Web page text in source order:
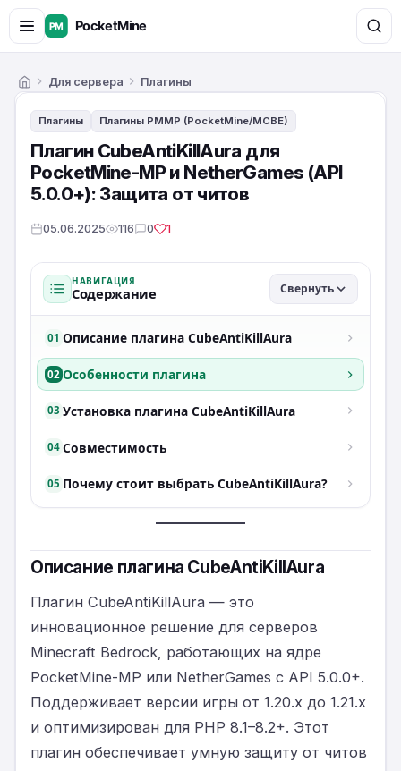
ГлавнаяДля сервера Плагины
Плагины Плагины PMMP (PocketMine/MCBE)
Плагин CubeAntiKillAura для
PocketMine-MP и NetherGames (API
5.0.0+): Защита от читов
05.06.2025 116 0 1
НАВИГАЦИЯ
Содержание Свернуть
01 Описание плагина CubeAntiKillAura
02 Особенности плагина
03 Установка плагина CubeAntiKillAura
04 Совместимость
05 Почему стоит выбрать CubeAntiKillAura?
Описание плагина CubeAntiKillAura
Плагин CubeAntiKillAura — это
инновационное решение для серверов
Minecraft Bedrock, работающих на ядре
PocketMine-MP или NetherGames с API 5.0.0+.
Поддерживает версии игры от 1.20.x до 1.21.x
и оптимизирован для PHP 8.1–8.2+. Этот
плагин обеспечивает умную защиту от читов